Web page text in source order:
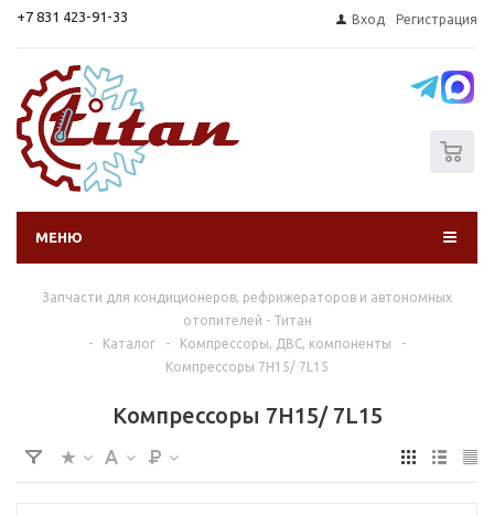
+7 831 423-91-33 Вход Регистрация
МЕНЮ
Запчасти для кондиционеров, рефрижераторов и автономных
отопителей - Титан
-
Каталог - Компрессоры, ДВС, компоненты
-
Компрессоры 7H15/ 7L15
Компрессоры 7H15/ 7L15